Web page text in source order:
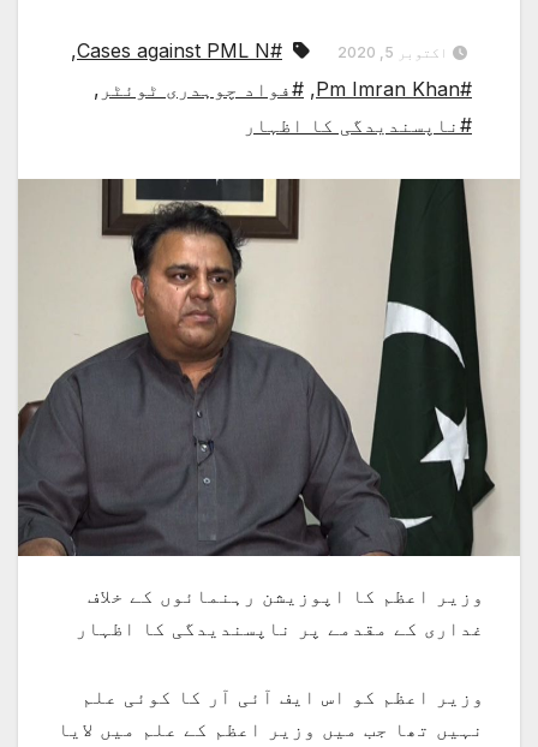
اکتوبر 5, 2020 #Cases against PML N
,
#Pm Imran Khan
, #فواد چوہدری ٹوئٹر ,
#ناپسندیدگی کا اظہار
وزیر اعظم کا اپوزیشن رہنمائوں کے خلاف
غداری کے مقدمے پر ناپسندیدگی کا اظہار
وزیر اعظم کو اس ایف آئی آر کا کوئی علم
نہیں تھا جب میں وزیر اعظم کے علم میں لایا